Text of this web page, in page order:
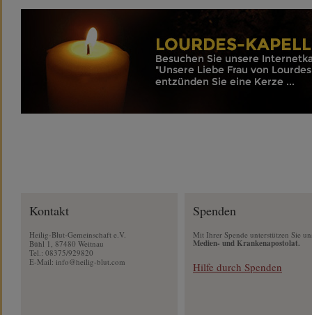
Kontakt
Heilig-Blut-Gemeinschaft e.V.
Bühl 1, 87480 Weitnau
Tel.: 08375/929820
E-Mail: info@heilig-blut.com
Spenden
Mit Ihrer Spende unterstützen Sie
Medien- und Krankenapostolat.
Hilfe durch Spenden